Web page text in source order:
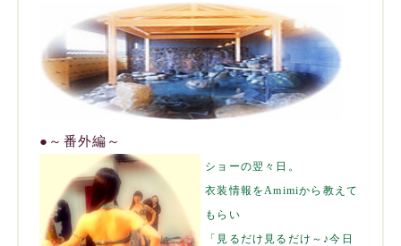
● ～番外編～
ショーの翌々日。
衣装情報をAmimiから教えて
もらい
「見るだけ見るだけ～♪今日